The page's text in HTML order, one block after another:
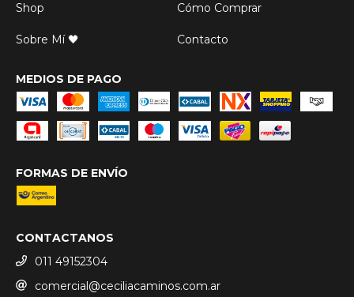
Shop
Cómo Comprar
Sobre Mí 🖤 Contacto
MEDIOS DE PAGO
FORMAS DE ENVÍO
CONTACTANOS
011 49152304
comercial@ceciliacaminos.com.ar